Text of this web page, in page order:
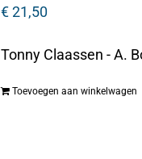
€21,50
Tonny Claassen - A.
Toevoegen aan winkelwagen